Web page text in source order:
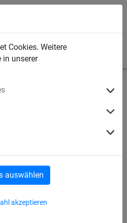
Cookies. Weitere
unserer
akzeptieren
auswählen
ca. 1,8 mm
18 mm